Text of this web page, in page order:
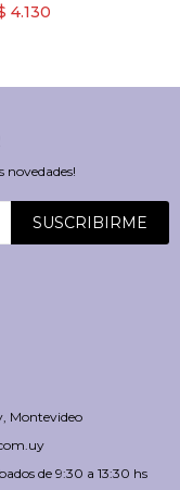
4.130
Montevideo
de 9:30 a 13:30 hs
novedades!
SUSCRIBIRME